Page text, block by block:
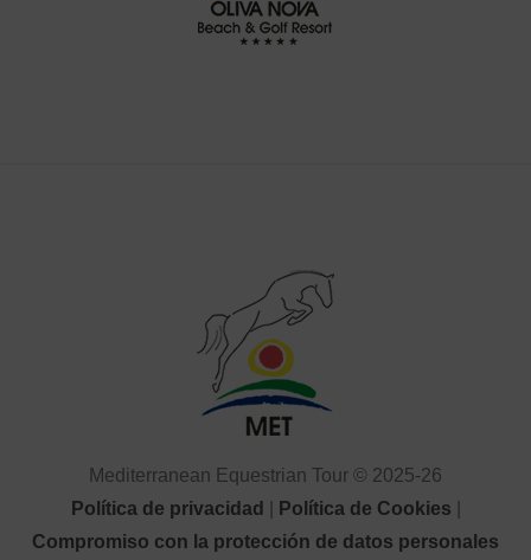
Mediterranean Equestrian Tour © 2025-26
Política de privacidad
Política de Cookies
Compromiso con la protección de datos personales